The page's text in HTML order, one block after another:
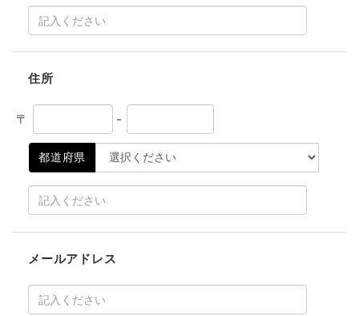
住所
〒 -
都道府県
メールアドレス